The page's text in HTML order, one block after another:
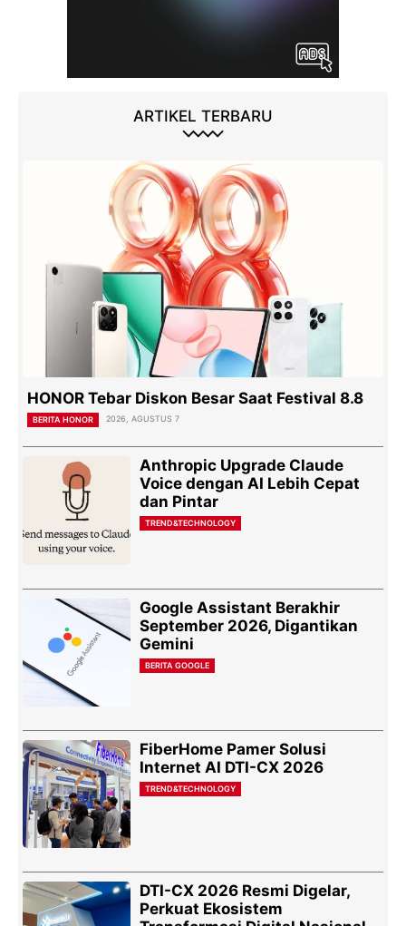
ARTIKEL TERBARU
HONOR Tebar Diskon Besar Saat Festival 8.8
BERITA HONOR 2026, AGUSTUS 7
Anthropic Upgrade Claude
Voice dengan AI Lebih Cepat
dan Pintar
TREND&TECHNOLOGY
Google Assistant Berakhir
September 2026, Digantikan
Gemini
BERITA GOOGLE
FiberHome Pamer Solusi
Internet AI DTI-CX 2026
TREND&TECHNOLOGY
DTI-CX 2026 Resmi Digelar,
Perkuat Ekosistem